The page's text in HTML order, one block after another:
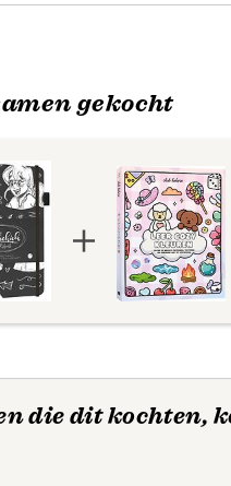
gekocht
die dit kochten,